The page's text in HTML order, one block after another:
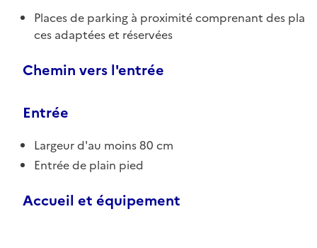
Places de parking à proximité comprenant des pla
ces adaptées et réservées
Chemin vers l'entrée
Entrée
Largeur d'au moins 80 cm
Entrée de plain pied
Accueil et équipement